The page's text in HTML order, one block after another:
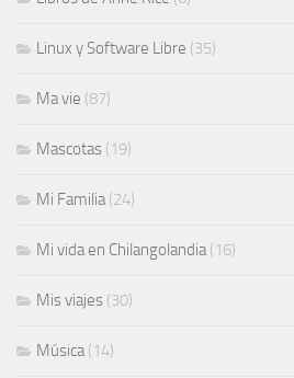
Linux y Software Libre (35)
Ma vie (87)
Mascotas (19)
Mi Familia(24)
Mi vida en Chilangolandia(16)
Mis viajes (30)
Música(14)